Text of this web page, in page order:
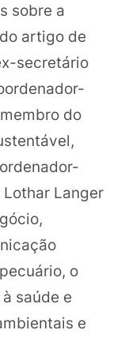
sobre a
artigo de
secretário
do
Langer
o
saúde e
e